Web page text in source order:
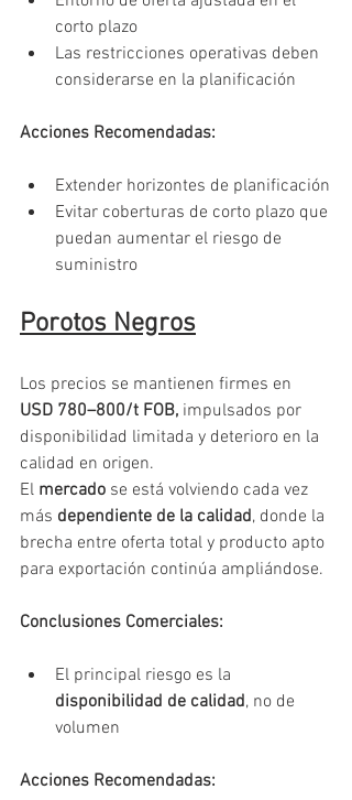
corto plazo
Las restricciones operativas deben
considerarse en la planificación
Acciones Recomendadas:
Extender horizontes de planificación
Evitar coberturas de corto plazo que
puedan aumentar el riesgo de
suministro
Porotos Negros
Los precios se mantienen firmes en
USD 780–800/t FOB, impulsados por
disponibilidad limitada y deterioro en la
calidad en origen.
El mercado se está volviendo cada vez
más dependiente de la calidad, donde la
brecha entre oferta total y producto apto
para exportación continúa ampliándose.
Conclusiones Comerciales:
El principal riesgo es la
disponibilidad de calidad, no de
volumen
Acciones Recomendadas: